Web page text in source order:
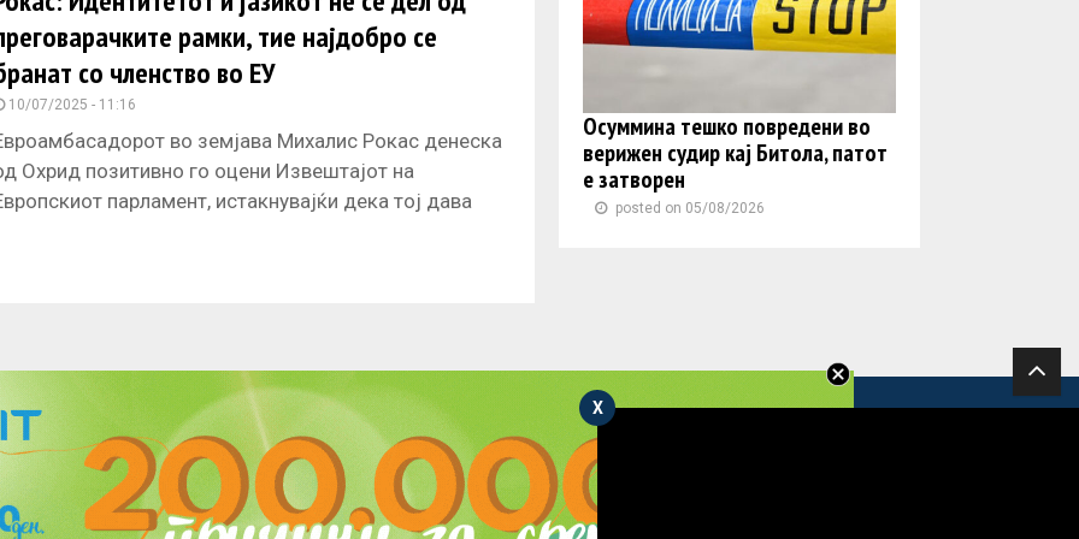
рамки, тие најдобро се
со членство во ЕУ
10/07/2025 - 11:16
во земјава Михалис Рокас денеска
Охрид позитивно го оцени Извештајот на
парламент, истакнувајќи дека тој дава
Осуммина тешко повредени во
верижен судир кај Битола, патот
е затворен
posted on 05/08/2026
Twitter Instagram Youtube
X